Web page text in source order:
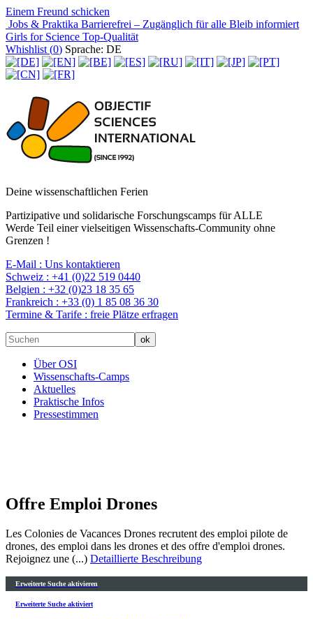
Einem Freund schicken
Jobs & Praktika Barrierefrei – Zugänglich für alle Bleib informiert
Girls for Science Top-Qualität
Whishlist (0) Sprache: DE
Deine wissenschaftlichen Ferien
Partizipative und solidarische Forschungscamps für ALLE
Werde Teil einer vielseitigen Wissenschafts-Community ohne
Grenzen !
E-Mail : Uns kontaktieren
Schweiz : +41 (0)22 519 0440
Belgien : +32 (0)23 18 35 65
Frankreich : +33 (0) 1 85 08 36 30
Termine & Tarife : freie Plätze erfragen
Über OSI
Wissenschafts-Camps
Aktuelles
Praktische Infos
Pressestimmen
Offre Emploi Drones
Les Colonies de Vacances Drones recrutent des emploi pilote de
drones, des emploi dans les drones et des offre d'emploi drones.
Rejoignez une (...) Detaillierte Beschreibung
Erweiterte Suche aktivieren
Erweiterte Suche aktiviert